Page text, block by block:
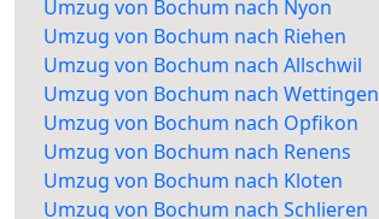
Umzug von Bochum nach Nyon
Umzug von Bochum nach Riehen
Umzug von Bochum nach Allschwil
Umzug von Bochum nach Wettingen
Umzug von Bochum nach Opfikon
Umzug von Bochum nach Renens
Umzug von Bochum nach Kloten
Umzug von Bochum nach Schlieren